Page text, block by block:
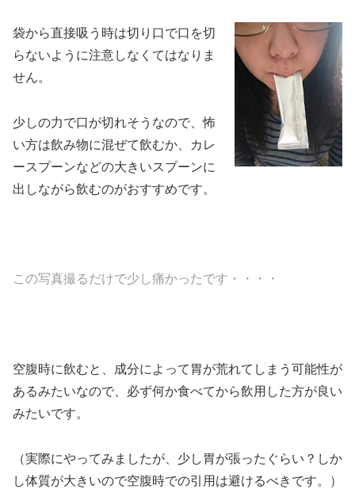
袋から直接吸う時は切り口で口を切
らないように注意しなくてはなりま
せん。
少しの力で口が切れそうなので、怖
い方は飲み物に混ぜて飲むか、カレ
ースプーンなどの大きいスプーンに
出しながら飲むのがおすすめです。
この写真撮るだけで少し痛かったです・・・・
空腹時に飲むと、成分によって胃が荒れてしまう可能性が
あるみたいなので、必ず何か食べてから飲用した方が良い
みたいです。
（実際にやってみましたが、少し胃が張ったぐらい？しか
し体質が大きいので空腹時での引用は避けるべきです。）